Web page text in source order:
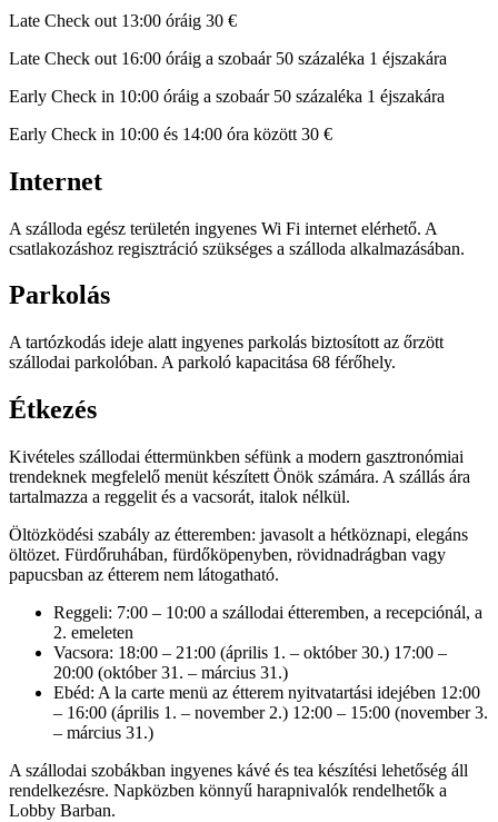
Late Check out 13:00 óráig 30 €
Late Check out 16:00 óráig a szobaár 50 százaléka 1 éjszakára
Early Check in 10:00 óráig a szobaár 50 százaléka 1 éjszakára
Early Check in 10:00 és 14:00 óra között 30 €
Internet
A szálloda egész területén ingyenes Wi Fi internet elérhető. A
csatlakozáshoz regisztráció szükséges a szálloda alkalmazásában.
Parkolás
A tartózkodás ideje alatt ingyenes parkolás biztosított az őrzött
szállodai parkolóban. A parkoló kapacitása 68 férőhely.
Étkezés
Kivételes szállodai éttermünkben séfünk a modern gasztronómiai
trendeknek megfelelő menüt készített Önök számára. A szállás ára
tartalmazza a reggelit és a vacsorát, italok nélkül.
Öltözködési szabály az étteremben: javasolt a hétköznapi, elegáns
öltözet. Fürdőruhában, fürdőköpenyben, rövidnadrágban vagy
papucsban az étterem nem látogatható.
Reggeli: 7:00 – 10:00 a szállodai étteremben, a recepciónál, a
2. emeleten
Vacsora: 18:00 – 21:00 (április 1. – október 30.) 17:00 –
20:00 (október 31. – március 31.)
Ebéd: A la carte menü az étterem nyitvatartási idejében 12:00
– 16:00 (április 1. – november 2.) 12:00 – 15:00 (november 3.
– március 31.)
A szállodai szobákban ingyenes kávé és tea készítési lehetőség áll
rendelkezésre. Napközben könnyű harapnivalók rendelhetők a
Lobby Barban.